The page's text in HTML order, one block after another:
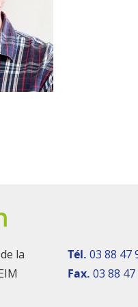
la
Tél. 03 88 47
Fax. 03 88 47